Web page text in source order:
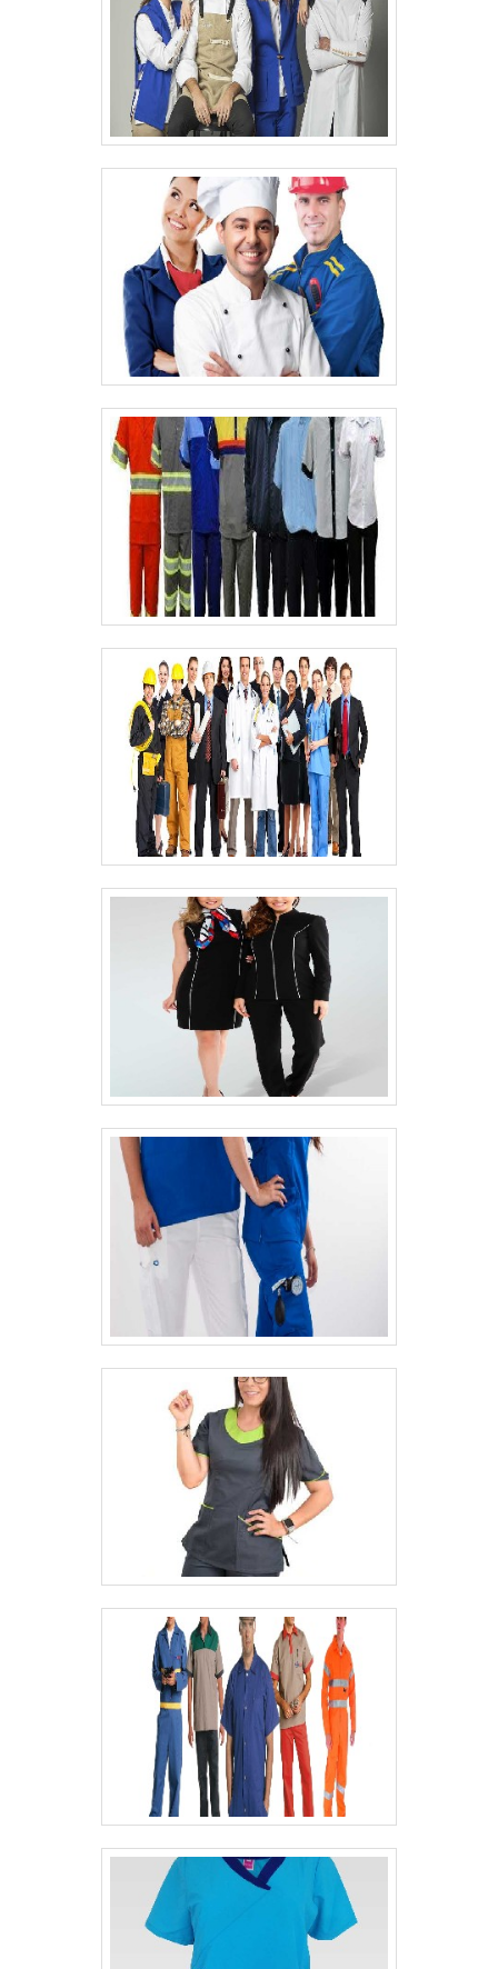
isso, somado a uma equipe multidisciplinar
de consultores associados e profissionais
qualificados, comprova sua essência de
trazer o melhor para todos os clientes.